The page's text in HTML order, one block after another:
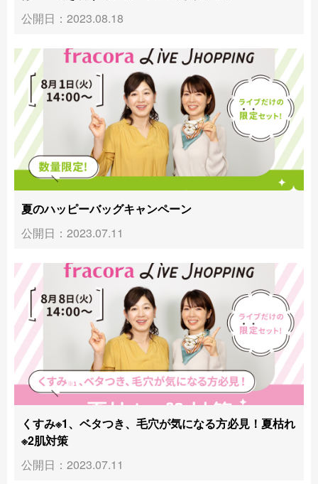
公開日：2023.08.18
夏のハッピーバッグキャンペーン
公開日：2023.07.11
くすみ※1、ベタつき、毛穴が気になる方必見！夏枯れ
※2肌対策
公開日：2023.07.11